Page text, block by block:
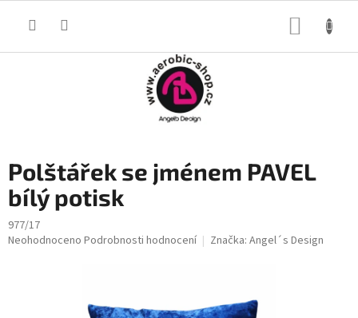
Polštářek se jménem PAVEL
bílý potisk
977/17
Průměrné
Neohodnoceno Podrobnosti hodnocení Značka: Angel´s Design